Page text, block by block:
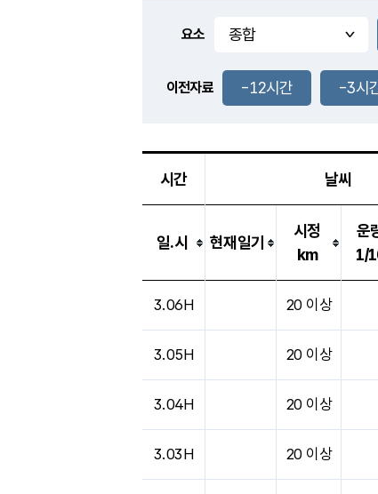
-
요소
이전자료 -12시간 -3시
시간 날씨
일.시 현재일기
시정
km
운
1/
3.06H 20 이상
3.05H 20 이상
3.04H 20 이상
3.03H 20 이상